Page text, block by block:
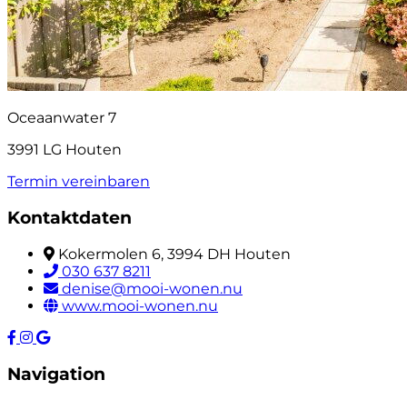
Oceaanwater 7
3991 LG Houten
Termin vereinbaren
Kontaktdaten
Kokermolen 6, 3994 DH Houten
030 637 8211
denise@mooi-wonen.nu
www.mooi-wonen.nu
Navigation